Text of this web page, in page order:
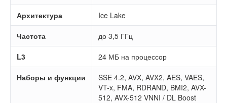
Архитектура Ice Lake
Частота до 3,5 ГГц
L3 24 МБ на процессор
Наборы и функции
SSE 4.2, AVX, AVX2, AES, VAES,
VT-x, FMA, RDRAND, BMI2, AVX-
512, AVX-512 VNNI / DL Boost